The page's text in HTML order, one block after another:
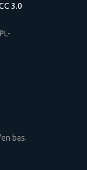
3.0
bas.